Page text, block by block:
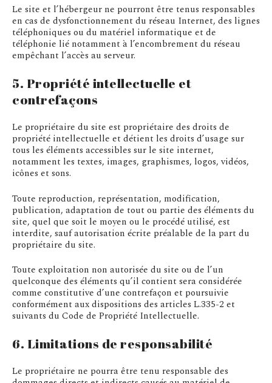
Le site et l’hébergeur ne pourront être tenus responsables
en cas de dysfonctionnement du réseau Internet, des lignes
téléphoniques ou du matériel informatique et de
téléphonie lié notamment à l’encombrement du réseau
empêchant l’accès au serveur.
5. Propriété intellectuelle et
contrefaçons
Le propriétaire du site est propriétaire des droits de
propriété intellectuelle et détient les droits d’usage sur
tous les éléments accessibles sur le site internet,
notamment les textes, images, graphismes, logos, vidéos,
icônes et sons.
Toute reproduction, représentation, modification,
publication, adaptation de tout ou partie des éléments du
site, quel que soit le moyen ou le procédé utilisé, est
interdite, sauf autorisation écrite préalable de la part du
propriétaire du site.
Toute exploitation non autorisée du site ou de l’un
quelconque des éléments qu’il contient sera considérée
comme constitutive d’une contrefaçon et poursuivie
conformément aux dispositions des articles L.335-2 et
suivants du Code de Propriété Intellectuelle.
6. Limitations de responsabilité
Le propriétaire ne pourra être tenu responsable des